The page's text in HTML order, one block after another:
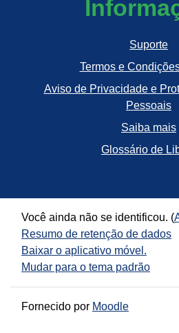
Suporte
Termos e
Aviso de Privacidade e
Pessoais
Saiba mais
Glossário de
Você ainda não se identificou. (
Resumo de retenção de dados
Baixar o aplicativo móvel.
Mudar para o tema padrão
Fornecido por Moodle